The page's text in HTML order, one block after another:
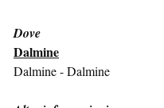
Dove
Dalmine
Dalmine - Dalmine